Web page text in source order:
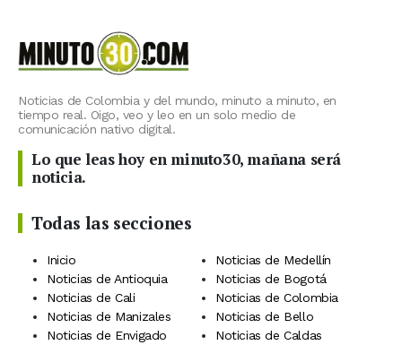
Noticias de Colombia y del mundo, minuto a minuto, en
tiempo real. Oigo, veo y leo en un solo medio de
comunicación nativo digital.
Lo que leas hoy en minuto30, mañana será
noticia.
Todas las secciones
Inicio
Noticias de Medellín
Noticias de Antioquia
Noticias de Bogotá
Noticias de Cali
Noticias de Colombia
Noticias de Manizales
Noticias de Bello
Noticias de Envigado
Noticias de Caldas